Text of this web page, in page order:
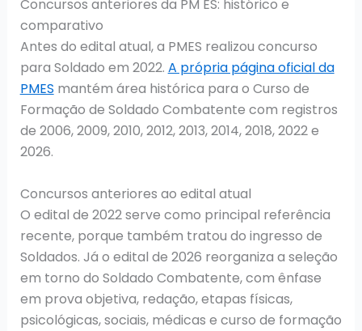
Concursos anteriores da PM ES: histórico e
comparativo
Antes do edital atual, a PMES realizou concurso
para Soldado em 2022. A própria página oficial da
PMES mantém área histórica para o Curso de
Formação de Soldado Combatente com registros
de 2006, 2009, 2010, 2012, 2013, 2014, 2018, 2022 e
2026.
Concursos anteriores ao edital atual
O edital de 2022 serve como principal referência
recente, porque também tratou do ingresso de
Soldados. Já o edital de 2026 reorganiza a seleção
em torno do Soldado Combatente, com ênfase
em prova objetiva, redação, etapas físicas,
psicológicas, sociais, médicas e curso de formação